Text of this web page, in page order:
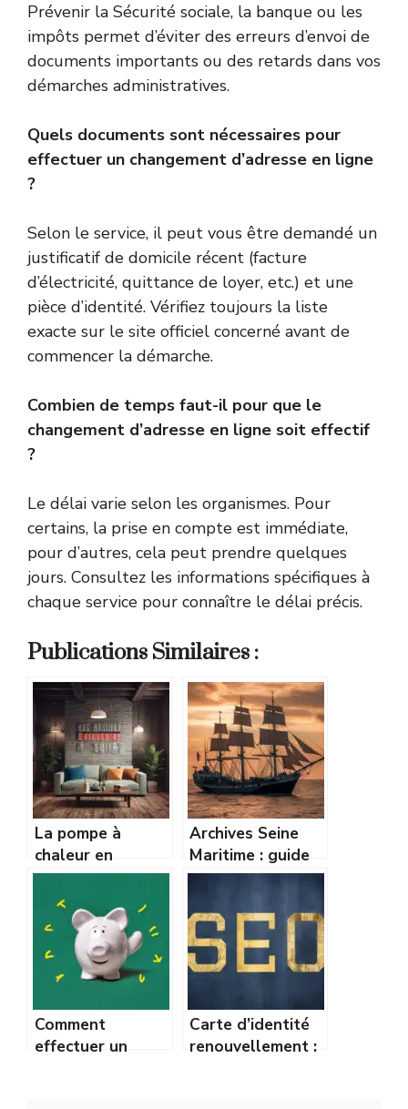
Prévenir la Sécurité sociale, la banque ou les
impôts permet d’éviter des erreurs d’envoi de
documents importants ou des retards dans vos
démarches administratives.
Quels documents sont nécessaires pour
effectuer un changement d’adresse en ligne
?
Selon le service, il peut vous être demandé un
justificatif de domicile récent (facture
d’électricité, quittance de loyer, etc.) et une
pièce d’identité. Vérifiez toujours la liste
exacte sur le site officiel concerné avant de
commencer la démarche.
Combien de temps faut-il pour que le
changement d’adresse en ligne soit effectif
?
Le délai varie selon les organismes. Pour
certains, la prise en compte est immédiate,
pour d’autres, cela peut prendre quelques
jours. Consultez les informations spécifiques à
chaque service pour connaître le délai précis.
Publications Similaires :
La pompe à
chaleur en
rénovation :
adaptée aux
vieilles maisons ?
Archives Seine
Maritime : guide
complet pour vos
généalogie
Comment
effectuer un
Carte d’identité
renouvellement :